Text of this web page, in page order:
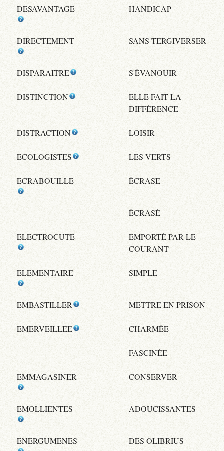
DESAVANTAGE HANDICAP
DIRECTEMENT SANS TERGIVERSER
DISPARAITRE S'ÉVANOUIR
DISTINCTION
ELLE FAIT LA
DIFFÉRENCE
DISTRACTION LOISIR
ECOLOGISTES LES VERTS
ECRABOUILLE ÉCRASE
ÉCRASÉ
ELECTROCUTE
EMPORTÉ PAR LE
COURANT
ELEMENTAIRE SIMPLE
EMBASTILLER METTRE EN PRISON
EMERVEILLEE CHARMÉE
FASCINÉE
EMMAGASINER CONSERVER
EMOLLIENTES ADOUCISSANTES
ENERGUMENES DES OLIBRIUS